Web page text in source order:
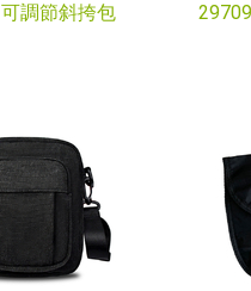
可調節斜挎包